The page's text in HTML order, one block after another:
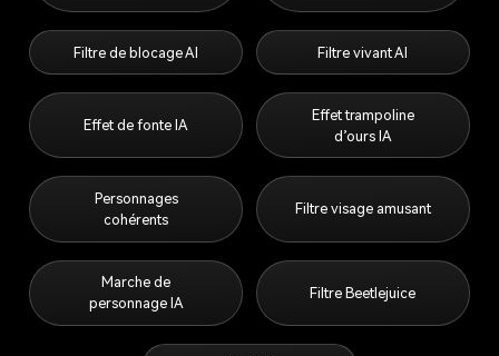
Filtre de blocage AI Filtre vivant AI
Effet de fonte IA
Effet trampoline
d’ours IA
Personnages
cohérents
Filtre visage amusant
Marche de
personnage IA
Filtre Beetlejuice